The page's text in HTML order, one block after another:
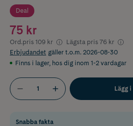
Deal
75 kr
Ord.pris 109 kr Lägsta pris 76 kr
Erbjudandet gäller t.o.m. 2026-08-30
Finns i lager, hos dig inom 1-2 vardagar
Lägg
Snabba fakta